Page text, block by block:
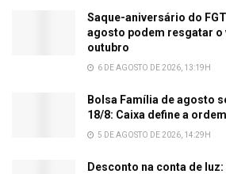
Saque-aniversário do
agosto podem resgatar o
outubro
6 DE AGOSTO DE 2026, 13:19H
Bolsa Família de agosto
18/8: Caixa define a
5 DE AGOSTO DE 2026, 14:29H
Desconto na conta de